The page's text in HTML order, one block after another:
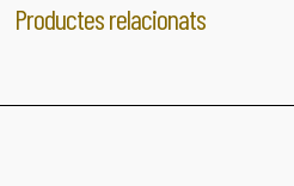
Productes relacionats